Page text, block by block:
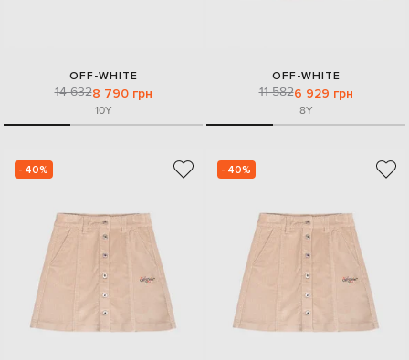
OFF-WHITE
14 6328 790 грн
10Y
OFF-WHITE
11 5826 929 грн
8Y
- 40% - 40%